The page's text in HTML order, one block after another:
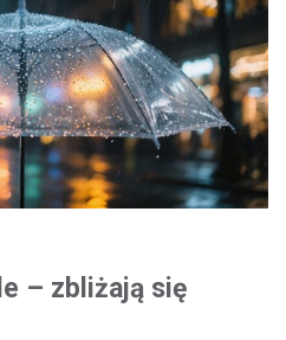
– zbliżają się